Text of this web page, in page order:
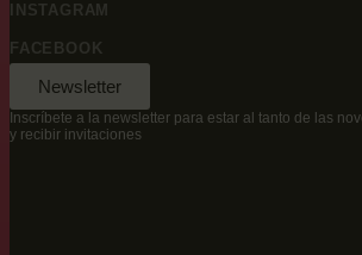
INSTAGRAM
FACEBOOK
Newsletter
Inscríbete a la newsletter para estar al tanto de las
y recibir invitaciones